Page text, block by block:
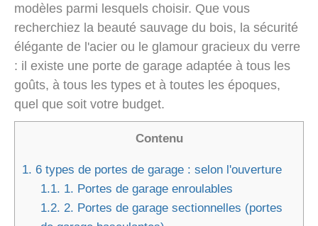
modèles parmi lesquels choisir. Que vous
recherchiez la beauté sauvage du bois, la sécurité
élégante de l'acier ou le glamour gracieux du verre
: il existe une porte de garage adaptée à tous les
goûts, à tous les types et à toutes les époques,
quel que soit votre budget.
Contenu
1. 6 types de portes de garage : selon l'ouverture
1.1. 1. Portes de garage enroulables
1.2. 2. Portes de garage sectionnelles (portes